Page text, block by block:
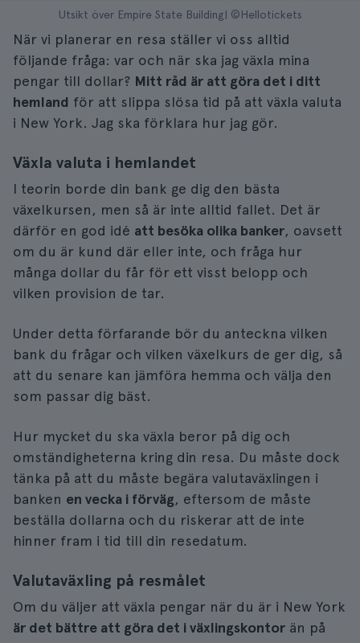
Utsikt över Empire State Building| ©Hellotickets
När vi planerar en resa ställer vi oss alltid
följande fråga: var och när ska jag växla mina
pengar till dollar? Mitt råd är att göra det i ditt
hemland för att slippa slösa tid på att växla valuta
i New York. Jag ska förklara hur jag gör.
Växla valuta i hemlandet
I teorin borde din bank ge dig den bästa
växelkursen, men så är inte alltid fallet. Det är
därför en god idé att besöka olika banker, oavsett
om du är kund där eller inte, och fråga hur
många dollar du får för ett visst belopp och
vilken provision de tar.
Under detta förfarande bör du anteckna vilken
bank du frågar och vilken växelkurs de ger dig, så
att du senare kan jämföra hemma och välja den
som passar dig bäst.
Hur mycket du ska växla beror på dig och
omständigheterna kring din resa. Du måste dock
tänka på att du måste begära valutaväxlingen i
banken en vecka i förväg, eftersom de måste
beställa dollarna och du riskerar att de inte
hinner fram i tid till din resedatum.
Valutaväxling på resmålet
Om du väljer att växla pengar när du är i New York
är det bättre att göra det i växlingskontor än på